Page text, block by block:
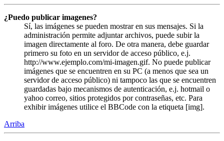
¿Puedo publicar imagenes?
Sí, las imágenes se pueden mostrar en sus mensajes. Si la
administración permite adjuntar archivos, puede subir la
imagen directamente al foro. De otra manera, debe guardar
primero su foto en un servidor de acceso público, e.j.
http://www.ejemplo.com/mi-imagen.gif. No puede publicar
imágenes que se encuentren en su PC (a menos que sea un
servidor de acceso público) ni tampoco las que se encuentren
guardadas bajo mecanismos de autenticación, e.j. hotmail o
yahoo correo, sitios protegidos por contraseñas, etc. Para
exhibir imágenes utilice el BBCode con la etiqueta [img].
Arriba